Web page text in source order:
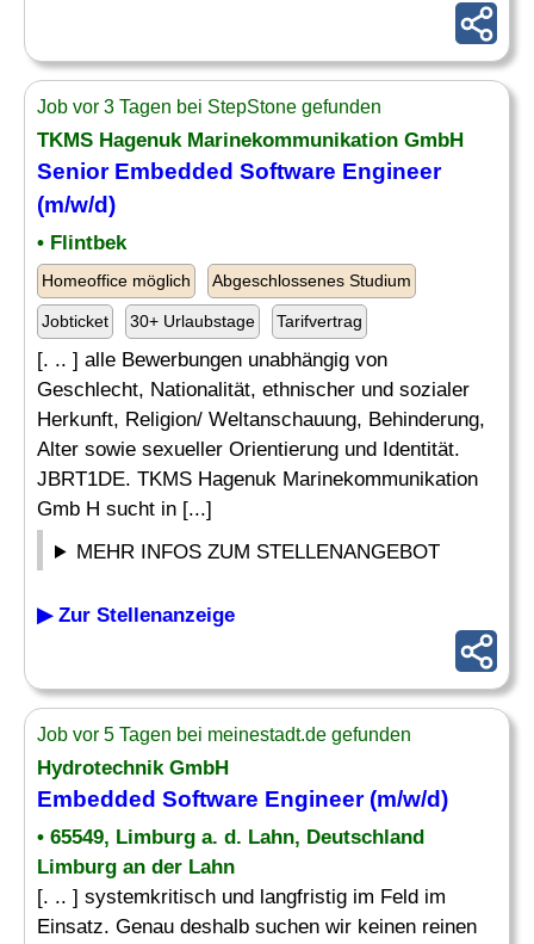
Job vor 3 Tagen bei StepStone gefunden
TKMS Hagenuk Marinekommunikation GmbH
Senior Embedded Software Engineer
(m/w/d)
• Flintbek
Homeoffice möglich Abgeschlossenes Studium
Jobticket 30+ Urlaubstage Tarifvertrag
[. .. ] alle Bewerbungen unabhängig von
Geschlecht, Nationalität, ethnischer und sozialer
Herkunft, Religion/ Weltanschauung, Behinderung,
Alter sowie sexueller Orientierung und Identität.
JBRT1DE. TKMS Hagenuk Marinekommunikation
Gmb H sucht in [...]
MEHR INFOS ZUM STELLENANGEBOT
▶ Zur Stellenanzeige
Job vor 5 Tagen bei meinestadt.de gefunden
Hydrotechnik GmbH
Embedded Software Engineer(m/w/d)
• 65549, Limburg a. d. Lahn, Deutschland
Limburg an der Lahn
[. .. ] systemkritisch und langfristig im Feld im
Einsatz. Genau deshalb suchen wir keinen reinen